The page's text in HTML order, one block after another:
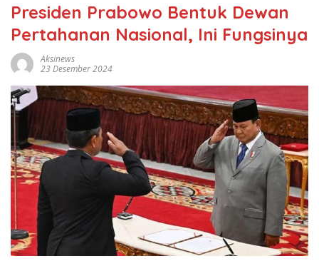
Presiden Prabowo Bentuk Dewan
Pertahanan Nasional, Ini Fungsinya
Aksinews
23 Desember 2024